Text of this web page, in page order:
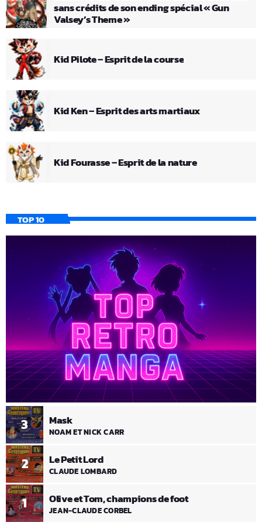
sans crédits de son ending spécial « Gun
Valsey’s Theme »
Kid Pilote – Esprit de la course
Kid Ken – Esprit des arts martiaux
Kid Fourasse – Esprit de la nature
TOP 10
1 Olive et Tom, champions de foot
JEAN-CLAUDE CORBEL
2 Le Petit Lord
CLAUDE LOMBARD
3 Mask
NOAM ET NICK CARR